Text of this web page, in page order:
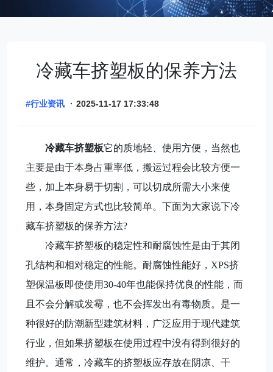
冷藏车挤塑板的保养方法
#行业资讯 · 2025-11-17 17:33:48
冷藏车挤塑板它的质地轻、使用方便，当然也
主要是由于本身占重率低，搬运过程会比较方便一
些，加上本身易于切割，可以切成所需大小来使
用，本身固定方式也比较简单。下面为大家说下冷
藏车挤塑板的保养方法?
冷藏车挤塑板的稳定性和耐腐蚀性是由于其闭
孔结构和相对稳定的性能。耐腐蚀性能好，XPS挤
塑保温板即使使用30-40年也能保持优良的性能，而
且不会分解或发霉，也不会挥发出有毒物质。是一
种很好的防潮新型建筑材料，广泛应用于现代建筑
行业，但如果挤塑板在使用过程中没有得到很好的
维护。通常，冷藏车的挤塑板应存放在阴凉、干